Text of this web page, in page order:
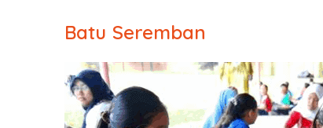
Batu Seremban